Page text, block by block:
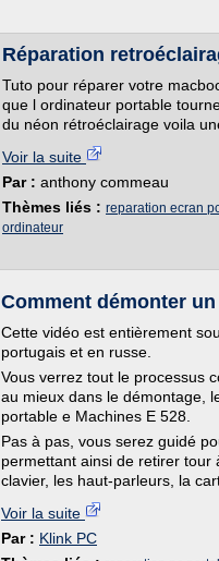
Réparation
Tuto pour réparer votre
que l ordinateur portable
du néon rétroéclairage voila
Voir la suite
Par : anthony commeau
Thèmes liés : reparation ecran
ordinateur
Comment démonter
Cette vidéo est entièrement
portugais et en russe.
Vous verrez tout le processus
au mieux dans le démontage,
portable e Machines E 528.
Pas à pas, vous serez guidé
permettant ainsi de retirer tour
clavier, les haut-parleurs, la
Voir la suite
Par : Klink PC